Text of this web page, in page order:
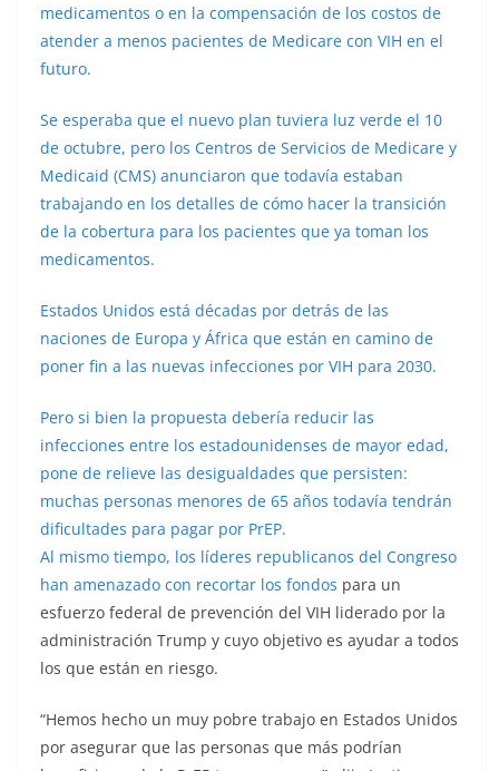
medicamentos o en la compensación de los costos de
atender a menos pacientes de Medicare con VIH en el
futuro.
Se esperaba que el nuevo plan tuviera luz verde el 10
de octubre, pero los Centros de Servicios de Medicare y
Medicaid (CMS) anunciaron que todavía estaban
trabajando en los detalles de cómo hacer la transición
de la cobertura para los pacientes que ya toman los
medicamentos.
Estados Unidos está décadas por detrás de las
naciones de Europa y África que están en camino de
poner fin a las nuevas infecciones por VIH para 2030.
Pero si bien la propuesta debería reducir las
infecciones entre los estadounidenses de mayor edad,
pone de relieve las desigualdades que persisten:
muchas personas menores de 65 años todavía tendrán
dificultades para pagar por PrEP.
Al mismo tiempo, los líderes republicanos del Congreso
han amenazado con recortar los fondos para un
esfuerzo federal de prevención del VIH liderado por la
administración Trump y cuyo objetivo es ayudar a todos
los que están en riesgo.
“Hemos hecho un muy pobre trabajo en Estados Unidos
por asegurar que las personas que más podrían